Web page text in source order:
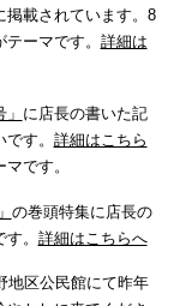
掲載されています。8
ーマです。 詳細は
に店長の書いた記
す。 詳細はこちら
です。
の巻頭特集に店長の
。 詳細はこちらへ
区公民館にて昨年